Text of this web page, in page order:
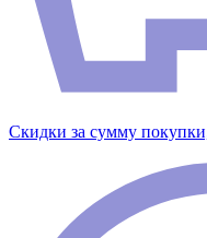
Скидки за сумму